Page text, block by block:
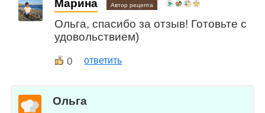
Марина Автор рецепта
Ольга, спасибо за отзыв! Готовьте с
удовольствием)
0 ответить
Ольга